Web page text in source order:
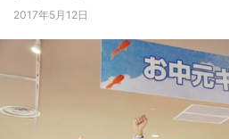
2017年5月12日